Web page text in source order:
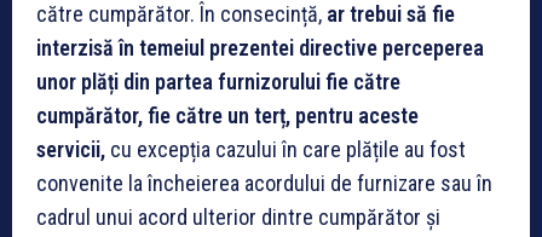
către cumpărător. În consecință, ar trebui să fie
interzisă în temeiul prezentei directive perceperea
unor plăți din partea furnizorului fie către
cumpărător, fie către un terț, pentru aceste
servicii, cu excepția cazului în care plățile au fost
convenite la încheierea acordului de furnizare sau în
cadrul unui acord ulterior dintre cumpărător și